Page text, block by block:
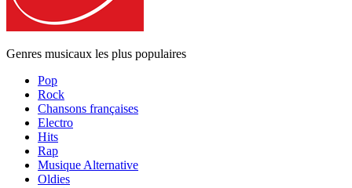
Genres musicaux les plus populaires
Pop
Rock
Chansons françaises
Electro
Hits
Rap
Musique Alternative
Oldies